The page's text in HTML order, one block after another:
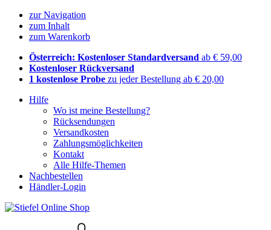
zur Navigation
zum Inhalt
zum Warenkorb
Österreich: Kostenloser Standardversand ab € 59,00
Kostenloser Rückversand
1 kostenlose Probe zu jeder Bestellung ab € 20,00
Hilfe
Wo ist meine Bestellung?
Rücksendungen
Versandkosten
Zahlungsmöglichkeiten
Kontakt
Alle Hilfe-Themen
Nachbestellen
Händler-Login